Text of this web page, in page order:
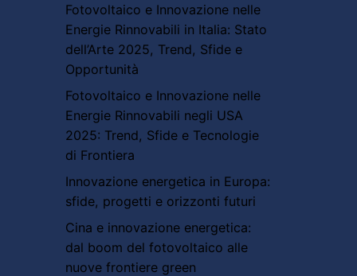
Fotovoltaico e Innovazione nelle
Energie Rinnovabili in Italia: Stato
dell’Arte 2025, Trend, Sfide e
Opportunità
Fotovoltaico e Innovazione nelle
Energie Rinnovabili negli USA
2025: Trend, Sfide e Tecnologie
di Frontiera
Innovazione energetica in Europa:
sfide, progetti e orizzonti futuri
Cina e innovazione energetica:
dal boom del fotovoltaico alle
nuove frontiere green